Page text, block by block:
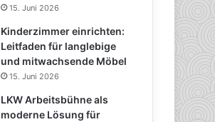
15. Juni 2026
Kinderzimmer einrichten:
Leitfaden für langlebige
und mitwachsende Möbel
15. Juni 2026
LKW Arbeitsbühne als
moderne Lösung für